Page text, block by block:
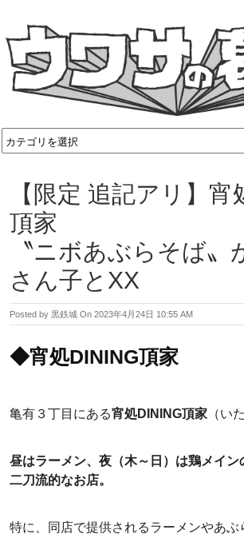
【限定 追記アリ】宵
頂家
〝ニボあぶらそば〟
さん子とXX
Posted by 黒鉄城 On 2023年4月24日 10:55 AM
◆宵処DINING頂家
亀有３丁目にある宵処DINING頂家 （い
昼はラーメン、夜（木～日）は鶏メイン
二刀流的なお店。
特に、同店で提供されるラーメンやあぶ